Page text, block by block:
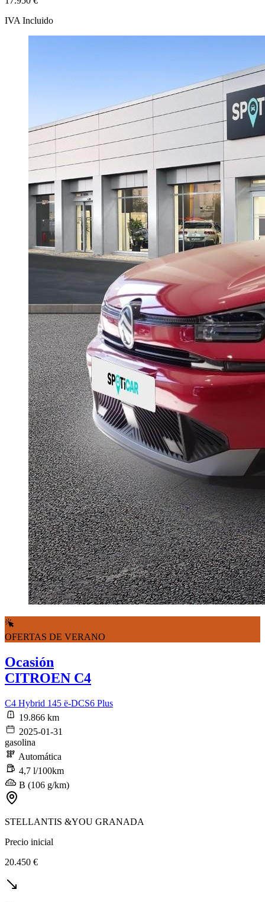
IVA Incluido
OFERTAS DE VERANO
Ocasión
CITROEN C4
C4 Hybrid 145 ë-DCS6 Plus
19.866 km
2025-01-31
gasolina
Automática
4,7 l/100km
B (106 g/km)
STELLANTIS &YOU GRANADA
Precio inicial
20.450 €